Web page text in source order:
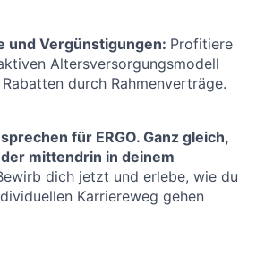
und Vergünstigungen: Profitiere
Altersversorgungsmodell
durch Rahmenverträge.
für ERGO. Ganz gleich,
mittendrin in deinem
dich jetzt und erlebe, wie du
Karriereweg gehen